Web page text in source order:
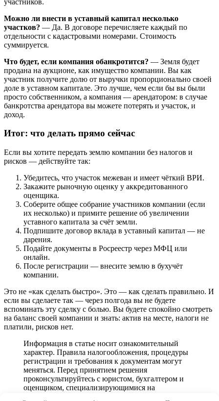
Можно ли внести в уставный капитал несколько
участков? — Да. В договоре перечисляете каждый по
отдельности с кадастровыми номерами. Стоимость
суммируется.
Что будет, если компания обанкротится? — Земля будет
продана на аукционе, как имущество компании. Вы как
участник получите долю от выручки пропорционально своей
доле в уставном капитале. Это лучше, чем если бы вы были
просто собственником, а компания — арендатором: в случае
банкротства арендатора вы можете потерять и участок, и
доход.
Итог: что делать прямо сейчас
Если вы хотите передать землю компании без налогов и
рисков — действуйте так:
Убедитесь, что участок межеван и имеет чёткий ВРИ.
Закажите рыночную оценку у аккредитованного
оценщика.
Соберите общее собрание участников компании (если
их несколько) и примите решение об увеличении
уставного капитала за счёт земли.
Подпишите договор вклада в уставный капитал — не
дарения.
Подайте документы в Росреестр через МФЦ или
онлайн.
После регистрации — внесите землю в бухучёт
компании.
Это не «как сделать быстро». Это — как сделать правильно. И
если вы сделаете так — через полгода вы не будете
вспоминать эту сделку с болью. Вы будете спокойно смотреть
на баланс своей компании и знать: актив на месте, налоги не
платили, рисков нет.
Информация в статье носит ознакомительный
характер. Правила налогообложения, процедуры
регистрации и требования к документам могут
меняться. Перед принятием решения
проконсультируйтесь с юристом, бухгалтером и
оценщиком, специализирующимися на